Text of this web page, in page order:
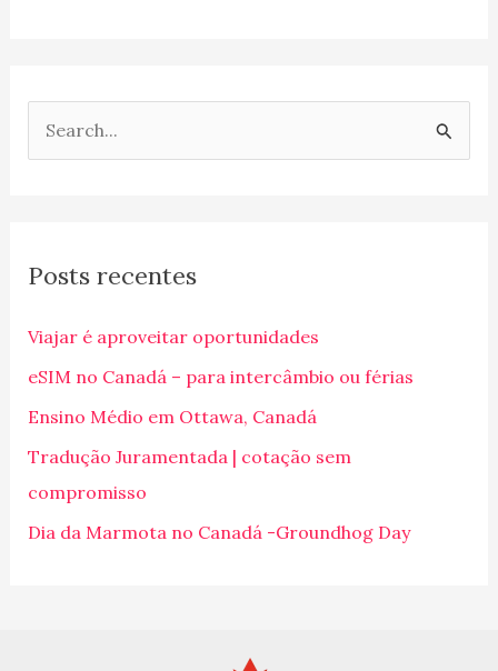
u
s
a
r
p
o
r
Posts recentes
Viajar é aproveitar oportunidades
eSIM no Canadá – para intercâmbio ou férias
Ensino Médio em Ottawa, Canadá
Tradução Juramentada | cotação sem
compromisso
Dia da Marmota no Canadá -Groundhog Day